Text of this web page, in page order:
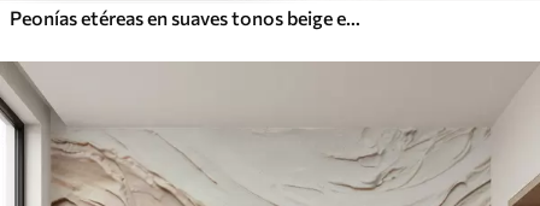
Peonías etéreas en suaves tonos beige empolvado